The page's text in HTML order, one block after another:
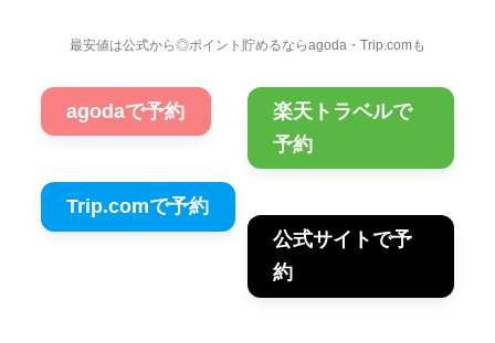
最安値は公式から◎ポイント貯めるならagoda・Trip.comも
agodaで予約
Trip.comで予約
楽天トラベルで
予約
公式サイトで予
約